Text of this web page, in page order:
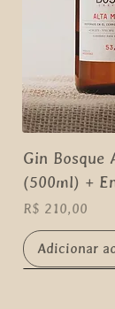
Gin Bosque
(500ml) +
Preço
R$ 210,00
Adicionar